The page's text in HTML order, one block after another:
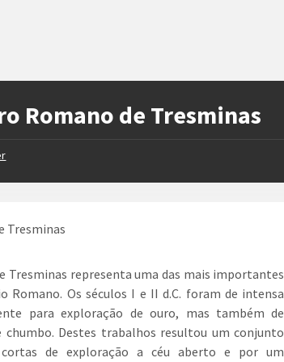
Romano de Tresminas
Tresminas representa uma das mais importantes
Romano. Os séculos I e II d.C. foram de intensa
para exploração de ouro, mas também de
Destes trabalhos resultou um conjunto
de exploração a céu aberto e por um